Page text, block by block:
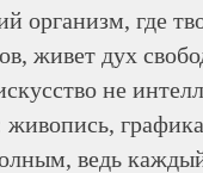
организм, где
живет дух
не
ведь